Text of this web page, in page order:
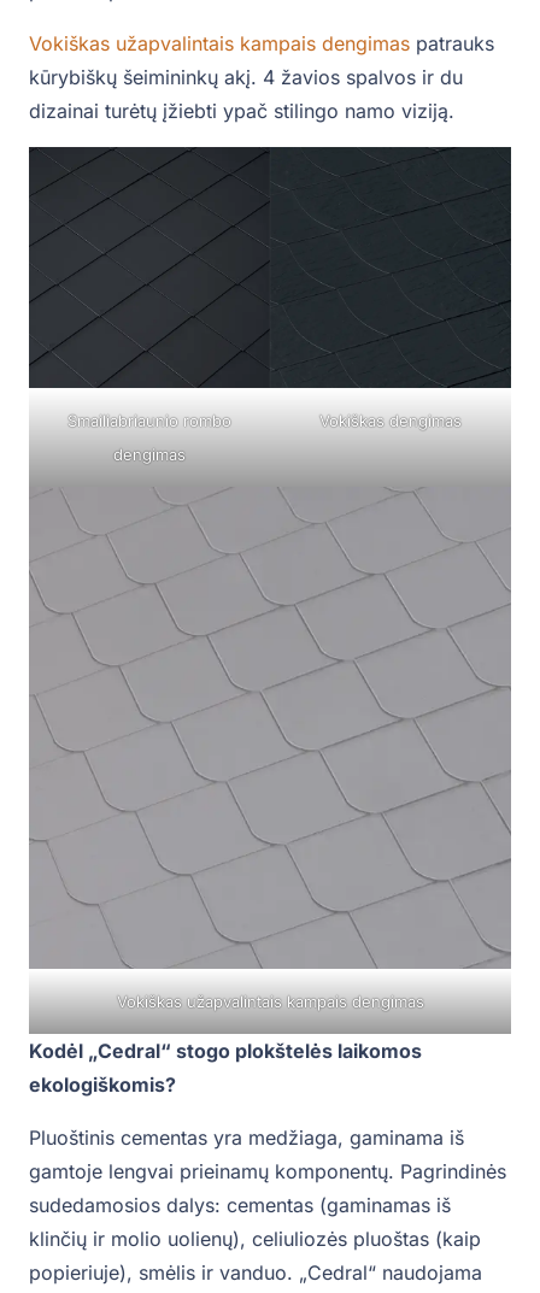
Vokiškas užapvalintais kampais dengimas patrauks
kūrybiškų šeimininkų akį. 4 žavios spalvos ir du
dizainai turėtų įžiebti ypač stilingo namo viziją.
Smailiabriaunio rombo
dengimas
Vokiškas dengimas
Vokiškas užapvalintais kampais dengimas
Kodėl „Cedral“ stogo plokštelės laikomos
ekologiškomis?
Pluoštinis cementas yra medžiaga, gaminama iš
gamtoje lengvai prieinamų komponentų. Pagrindinės
sudedamosios dalys: cementas (gaminamas iš
klinčių ir molio uolienų), celiuliozės pluoštas (kaip
popieriuje), smėlis ir vanduo. „Cedral“ naudojama